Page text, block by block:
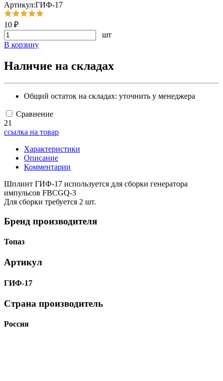
Артикул:ГИФ-17
10 ₽
шт
В корзину
Наличие на складах
Общий остаток на складах: уточнить у менеджера
Сравнение
21
ссылка на товар
Характеристики
Описание
Комментарии
Шплинт ГИФ-17 используется для сборки генератора
импульсов FBCGQ-3
Для сборки требуется 2 шт.
Бренд производителя
Топаз
Артикул
ГИФ-17
Страна производитель
Россия